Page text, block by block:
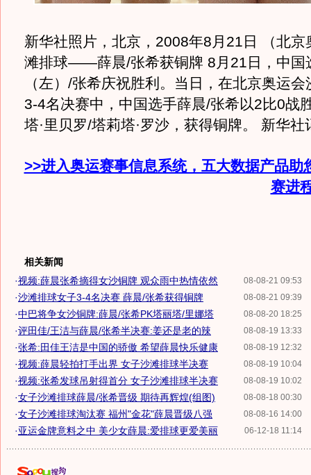
新华社照片，北京，2008年8月21日 （北京
滩排球——薛晨/张希获铜牌 8月21日，中国
（左）/张希庆祝胜利。当日，在北京奥运
3-4名决赛中，中国选手薛晨/张希以2比0战
塔·里贝罗/塔莉塔·罗沙，获得铜牌。 新华社
>>进入奥运赛事信息系统，五大数据产品助
赛进
相关新闻
08-08-21 09:53
·视频:薛晨张希摘得女沙铜牌 观众雨中热情依然
08-08-21 09:39
·沙滩排球女子3-4名决赛 薛晨/张希获得铜牌
08-08-20 18:25
·中巴将争女沙铜牌:薛晨/张希PK塔丽塔/里娜塔
08-08-19 13:33
·评田佳/王洁与薛晨/张希半决赛:姜还是老的辣
08-08-19 12:32
·张希:田佳王洁是中国的骄傲 希望薛晨快乐健康
08-08-19 10:04
·视频:薛晨轻拍打手出界 女子沙滩排球半决赛
08-08-19 10:02
·视频:张希发球吊射得首分 女子沙滩排球半决赛
08-08-18 00:30
·女子沙滩排球薛晨/张希晋级 期待再辉煌(组图)
08-08-16 14:00
·女子沙滩排球淘汰赛 福州"金花"薛晨晋级八强
06-12-18 11:14
·亚运金牌意料之中 美少女薛晨:爱排球更爱美丽